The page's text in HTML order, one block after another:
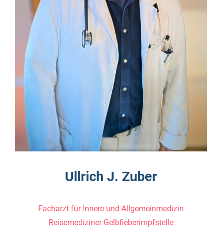
Ullrich J. Zuber
Facharzt für Innere und Allgemeinmedizin
Reisemediziner-Gelbfieberimpfstelle